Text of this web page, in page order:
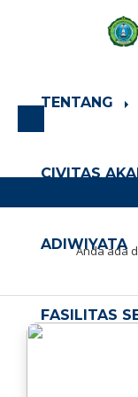
TENTANG
CIVITAS
ADIWIYATA
FASILITAS
Anda ada